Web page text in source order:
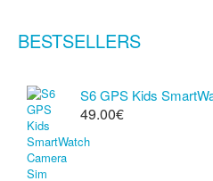
BESTSELLERS
S6 GPS Kids
49.00€